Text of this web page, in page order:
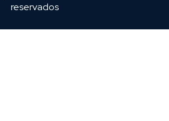
reservados